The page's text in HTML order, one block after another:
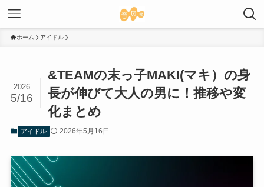
ホーム アイドル
&TEAMの末っ子MAKI(マキ）の身
長が伸びて大人の男に！推移や変
化まとめ
2026
5/16
アイドル 2026年5月16日